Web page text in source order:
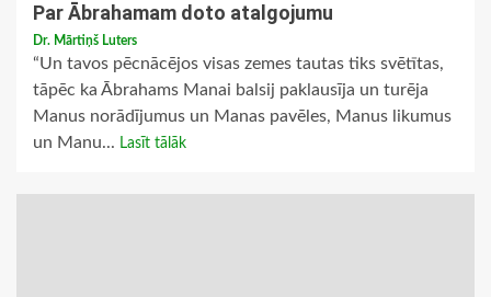
Par Ābrahamam doto atalgojumu
Dr. Mārtiņš Luters
“Un tavos pēcnācējos visas zemes tautas tiks svētītas,
tāpēc ka Ābrahams Manai balsij paklausīja un turēja
Manus norādījumus un Manas pavēles, Manus likumus
un Manu... Lasīt tālāk